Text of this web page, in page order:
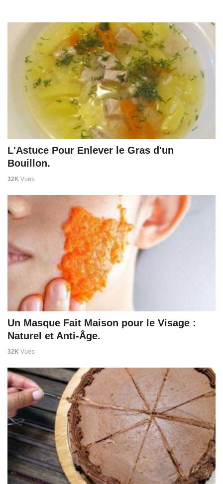
L'Astuce Pour Enlever le Gras d'un
Bouillon.
32K Vues
Un Masque Fait Maison pour le Visage :
Naturel et Anti-Âge.
32K Vues